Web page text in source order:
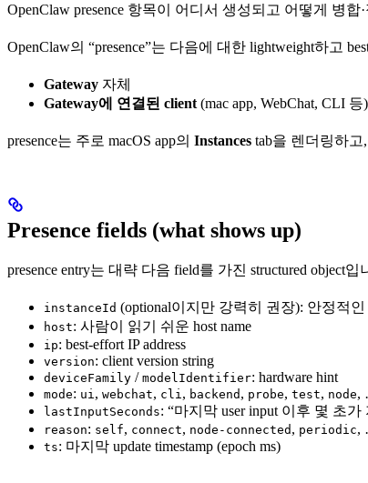
OpenClaw presence 항목이 어디서 생성되고 어떻게 병
OpenClaw의 “presence”는 다음에 대한 lightweight하고
Gateway 자체
Gateway에 연결된 client (mac app, WebChat, CLI 등)
presence는 주로 macOS app의 Instances tab을 렌더링하
Presence fields (what shows up)
presence entry는 대략 다음 field를 가진 structured object입
instanceId (optional이지만 강력히 권장): 안정적인
host: 사람이 읽기 쉬운 host name
ip: best-effort IP address
version: client version string
deviceFamily / modelIdentifier: hardware hint
mode: ui , webchat, cli , backend , probe, test, node,
lastInputSeconds: “마지막 user input 이후 몇 초
reason: self, connect, node-connected , periodic,
ts: 마지막 update timestamp (epoch ms)